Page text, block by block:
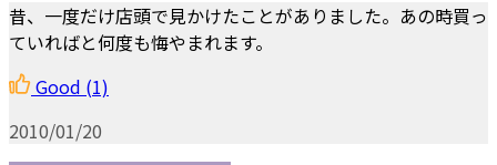
昔、一度だけ店頭で見かけたことがありました。あの時買っ
ていればと何度も悔やまれます。
Good (1)
2010/01/20